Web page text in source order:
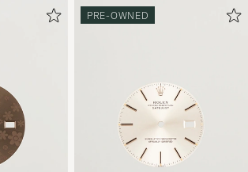
PRE-OWNED